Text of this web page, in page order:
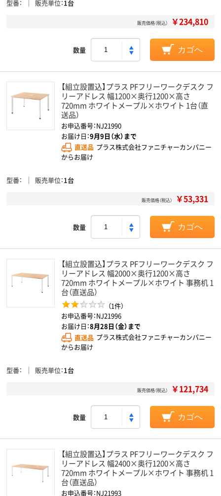
型番 販売単位 1台
販売価格（税込） ￥234,810
数量 カゴへ
【組立設置込】プラス PFフリーワークデスク フ
リーアドレス 幅1200×奥行1200×高さ
720mm ホワイトメープル×ホワイト 1台（直
送品）
お申込番号：NJ21990
お届け日：9月9日（水）まで
直送品 プラス株式会社ファニチャーカンパニー
からお届け
型番 販売単位 1台
販売価格（税込） ￥53,331
数量 カゴへ
【組立設置込】プラス PFフリーワークデスク フ
リーアドレス 幅2000×奥行1200×高さ
720mm ホワイトメープル×ホワイト 事務机 1
台（直送品）
（1件）
お申込番号：NJ21996
お届け日：8月28日（金）まで
直送品 プラス株式会社ファニチャーカンパニー
からお届け
型番 販売単位 1台
販売価格（税込） ￥121,734
数量 カゴへ
【組立設置込】プラス PFフリーワークデスク フ
リーアドレス 幅2400×奥行1200×高さ
720mm ホワイトメープル×ホワイト 事務机 1
台（直送品）
お申込番号：NJ21993